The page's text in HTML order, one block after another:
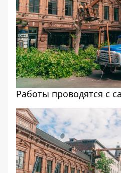
Работы проводятся с